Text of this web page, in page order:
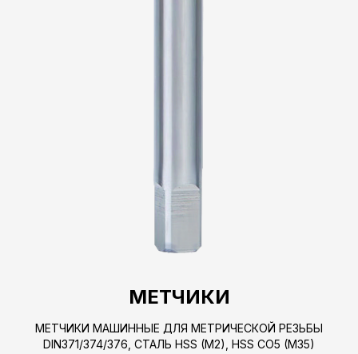
МЕТЧИКИ
МЕТЧИКИ МАШИННЫЕ ДЛЯ МЕТРИЧЕСКОЙ РЕЗЬБЫ
DIN371/374/376, СТАЛЬ HSS (M2), HSS CO5 (M35)